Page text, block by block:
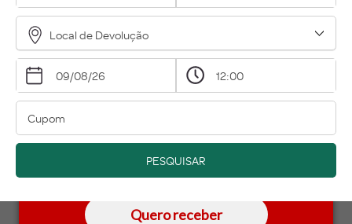
Email*
Data de Aniversário*
Qual modalidade está buscando?*
Eu concordo em receber comunicações.
A nossa empresa está comprometida a proteger e
respeitar sua privacidade, acesse nossa
Quero receber
Local de Devolução
PESQUISAR